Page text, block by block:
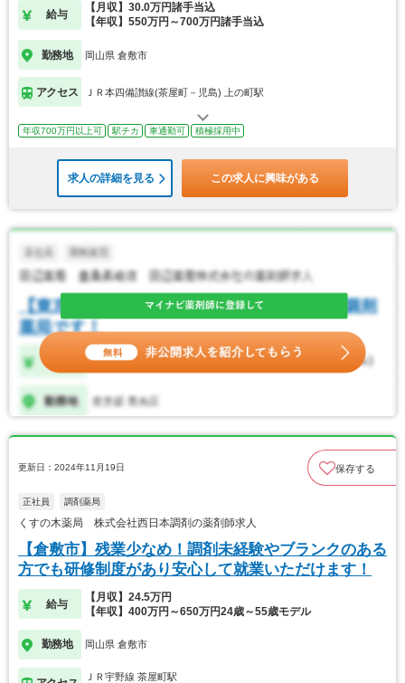
給与
【月収】30.0万円諸手当込
【年収】550万円～700万円諸手当込
勤務地 岡山県 倉敷市
アクセス ＪＲ本四備讃線(茶屋町－児島) 上の町駅
年収700万円以上可 駅チカ 車通勤可 積極採用中
求人の詳細を見る この求人に興味がある
更新日：2024年11月19日 保存する
正社員 調剤薬局
くすの木薬局 株式会社西日本調剤の薬剤師求人
【倉敷市】残業少なめ！調剤未経験やブランクのある
方でも研修制度があり安心して就業いただけます！
給与
【月収】24.5万円
【年収】400万円～650万円24歳～55歳モデル
勤務地 岡山県 倉敷市
ＪＲ宇野線 茶屋町駅